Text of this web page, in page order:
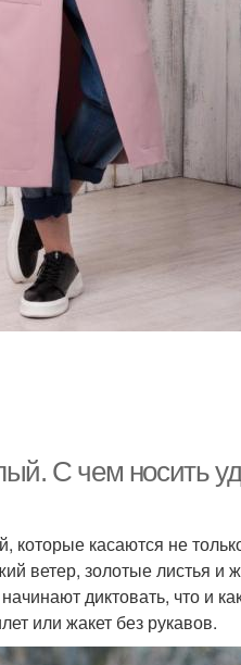
С чем носить
касаются не
ветер, золотые листья и
диктовать, что и
или жакет без рукавов.